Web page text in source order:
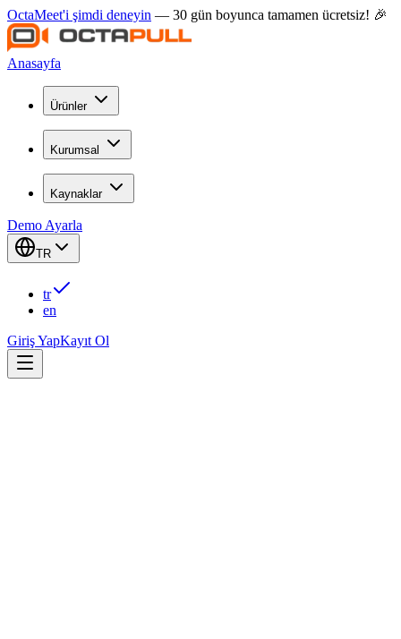
OctaMeet'i şimdi deneyin — 30 gün boyunca tamamen ücretsiz! 🎉
Anasayfa
Ürünler
Kurumsal
Kaynaklar
Demo Ayarla
TR
tr
en
Giriş YapKayıt Ol